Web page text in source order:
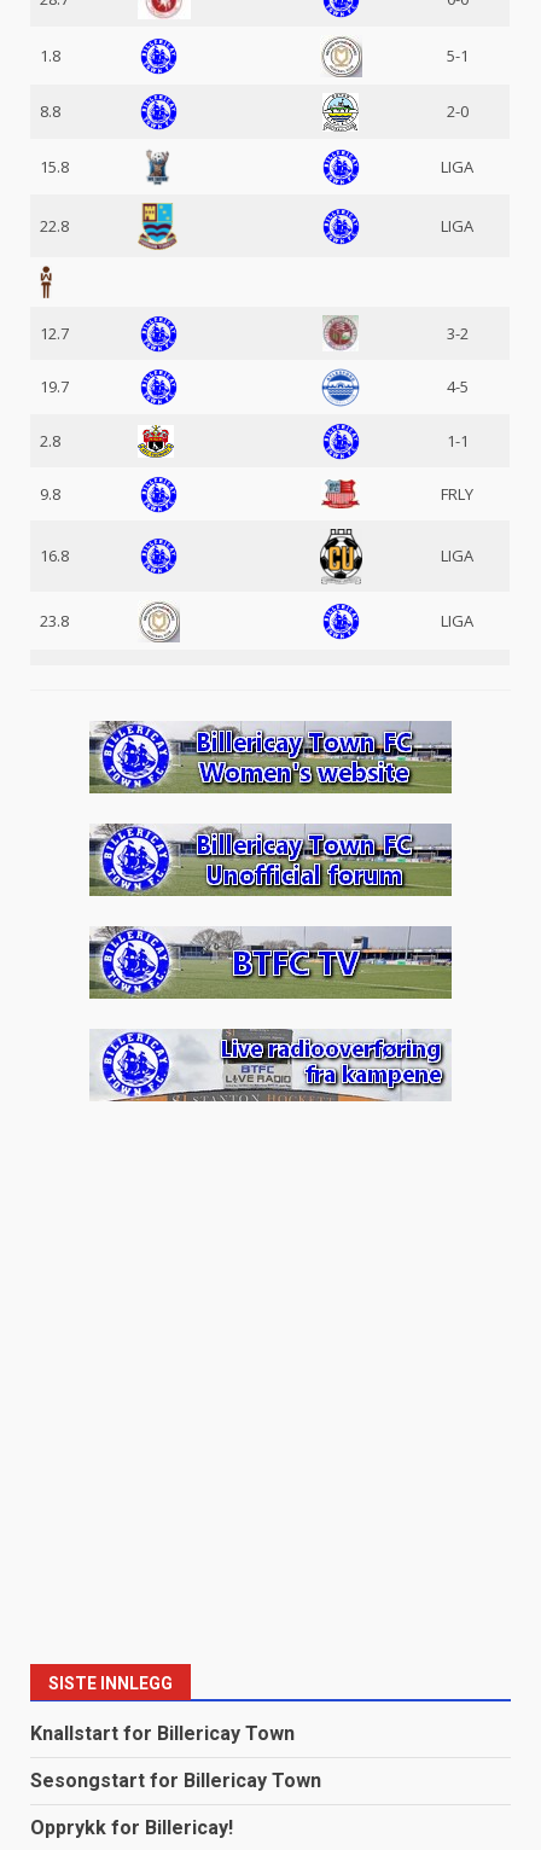
1.8 5-1
8.8 2-0
15.8 LIGA
22.8 LIGA
12.7 3-2
19.7 4-5
2.8 1-1
9.8 FRLY
16.8 LIGA
23.8 LIGA
SISTE INNLEGG
Knallstart for Billericay Town
Sesongstart for Billericay Town
Opprykk for Billericay!